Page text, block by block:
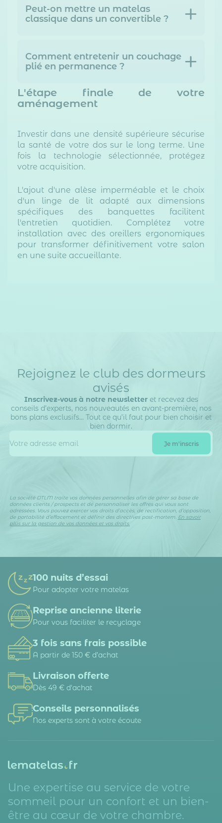
Peut-on mettre un matelas
classique dans un convertible ?
Comment entretenir un couchage
plié en permanence ?
L'étape finale de votre
aménagement
Investir dans une densité supérieure sécurise
la santé de votre dos sur le long terme. Une
fois la technologie sélectionnée, protégez
votre acquisition.
L'ajout d'une alèse imperméable et le choix
d'un linge de lit adapté aux dimensions
spécifiques des banquettes facilitent
l'entretien quotidien. Complétez votre
installation avec des oreillers ergonomiques
pour transformer définitivement votre salon
en une suite accueillante.
Rejoignez le club des dormeurs
avisés
Inscrivez-vous à notre newsletteret recevez des
conseils d’experts, nos nouveautés en avant-première, nos
bons plans exclusifs… Tout ce qu’il faut pour bien choisir et
bien dormir.
La société DTLM traite vos données personnelles afin de gérer sa base de
données clients / prospects et de personnaliser les offres qui vous sont
adressées. Vous pouvez exercer vos droits d’accès, de rectification, d’opposition,
de portabilité d’effacement et définir des directives post-mortem. En savoir
plus sur la gestion de vos données et vos droits.
100 nuits d’essai
Pour adopter votre matelas
Reprise ancienne literie
Pour vous faciliter le recyclage
3 fois sans frais possible
A partir de 150 € d’achat
Livraison offerte
Dès 49 € d'achat
Conseils personnalisés
Nos experts sont à votre écoute
Une expertise au service de votre
sommeil pour un confort et un bien-
être au cœur de votre chambre.